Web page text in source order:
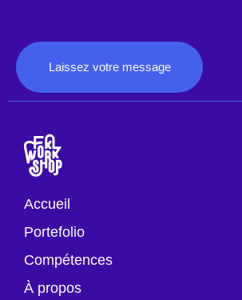
Laissez votre message
Accueil
Portefolio
Compétences
À propos